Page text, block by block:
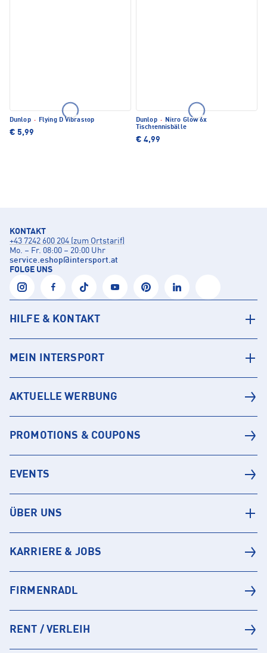
Dunlop · Flying D Vibrastop
€ 5,99
Dunlop · Nitro Glow 6x
Tischtennisbälle
€ 4,99
KONTAKT
+43 7242 600 204 (zum Ortstarif)
Mo. – Fr. 08:00 – 20:00 Uhr
service.eshop@intersport.at
FOLGE UNS
HILFE & KONTAKT
MEIN INTERSPORT
AKTUELLE WERBUNG
PROMOTIONS & COUPONS
EVENTS
ÜBER UNS
KARRIERE & JOBS
FIRMENRADL
RENT / VERLEIH